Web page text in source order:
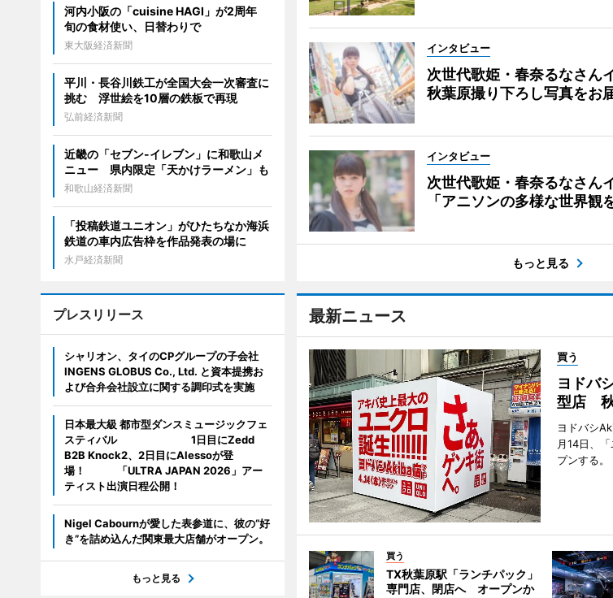
インタビュー
次世代歌姫・春奈るなさん
秋葉原撮り下ろし写真をお
インタビュー
次世代歌姫・春奈るなさん
「アニソンの多様な世界観
もっと見る
最新ニュース
買う
ヨドバ
型店 秋
ヨドバシ
月14日、
プンする。
買う
TX秋葉原駅「ランチパック」
専門店、閉店へ オープンか
河内小阪の「cuisine HAGI」が2周年
旬の食材使い、日替わりで
東大阪経済新聞
平川・長谷川鉄工が全国大会一次審査に
挑む 浮世絵を10層の鉄板で再現
弘前経済新聞
近畿の「セブン-イレブン」に和歌山メ
ニュー 県内限定「天かけラーメン」も
和歌山経済新聞
「投稿鉄道ユニオン」がひたちなか海浜
鉄道の車内広告枠を作品発表の場に
水戸経済新聞
プレスリリース
シャリオン、タイのCPグループの子会社
INGENS GLOBUS Co., Ltd. と資本提携お
よび合弁会社設立に関する調印式を実施
日本最大級 都市型ダンスミュージックフェ
スティバル 1日目にZedd
B2B Knock2、2日目にAlessoが登
場！ 「ULTRA JAPAN 2026」アー
ティスト出演日程公開！
Nigel Cabournが愛した表参道に、彼の“好
き”を詰め込んだ関東最大店舗がオープン。
もっと見る